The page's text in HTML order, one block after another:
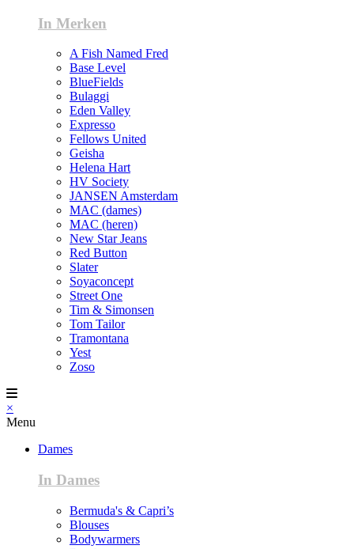
In Merken
A Fish Named Fred
Base Level
BlueFields
Bulaggi
Eden Valley
Expresso
Fellows United
Geisha
Helena Hart
HV Society
JANSEN Amsterdam
MAC (dames)
MAC (heren)
New Star Jeans
Red Button
Slater
Soyaconcept
Street One
Tim & Simonsen
Tom Tailor
Tramontana
Yest
Zoso
×
Menu
Dames
In Dames
Bermuda's & Capri’s
Blouses
Bodywarmers